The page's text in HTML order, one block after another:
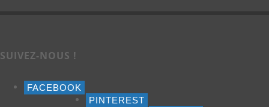
SUIVEZ-NOUS !
FACEBOOK
PINTEREST